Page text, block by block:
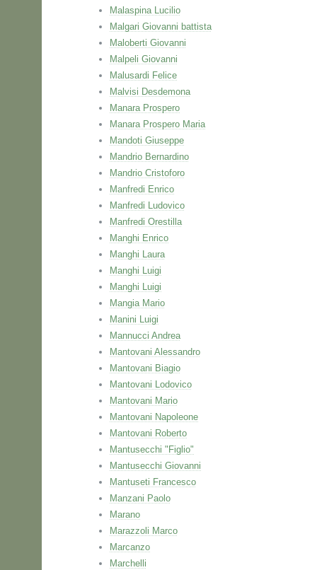
Malaspina Lucilio
Malgari Giovanni battista
Maloberti Giovanni
Malpeli Giovanni
Malusardi Felice
Malvisi Desdemona
Manara Prospero
Manara Prospero Maria
Mandoti Giuseppe
Mandrio Bernardino
Mandrio Cristoforo
Manfredi Enrico
Manfredi Ludovico
Manfredi Orestilla
Manghi Enrico
Manghi Laura
Manghi Luigi
Manghi Luigi
Mangia Mario
Manini Luigi
Mannucci Andrea
Mantovani Alessandro
Mantovani Biagio
Mantovani Lodovico
Mantovani Mario
Mantovani Napoleone
Mantovani Roberto
Mantusecchi "Figlio"
Mantusecchi Giovanni
Mantuseti Francesco
Manzani Paolo
Marano
Marazzoli Marco
Marcanzo
Marchelli